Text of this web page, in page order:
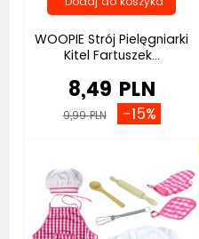
WOOPIE Strój Pielęgniarki
Kitel Fartuszek...
8,49 PLN
9,99 PLN -15%
Promocja